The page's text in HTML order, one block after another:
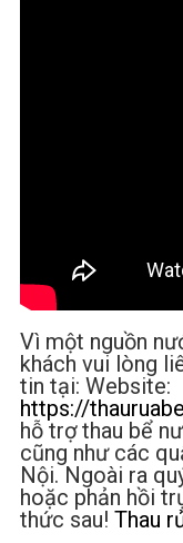
Vì một nguồn
khách vui lòng
tin tại: Website:
https://
hỗ trợ thau bể
cũng như các
Nội. Ngoài ra
hoặc phản hồi
thức sau! Thau